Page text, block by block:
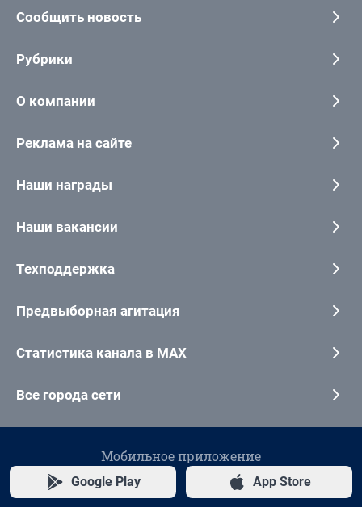
Сообщить новость
Рубрики
О компании
Реклама на сайте
Наши награды
Наши вакансии
Техподдержка
Предвыборная агитация
Статистика канала в MAX
Все города сети
Мобильное приложение
Google Play App Store